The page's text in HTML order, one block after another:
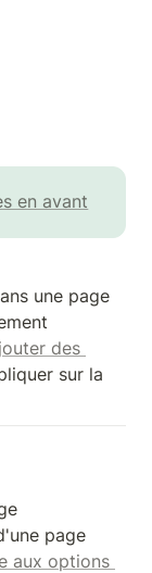
en avant
une page
des
sur la
page
aux options